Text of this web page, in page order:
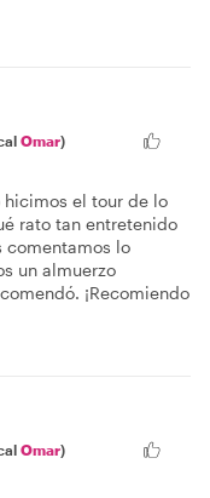
Omar)
hicimos el tour de lo
rato tan entretenido
comentamos lo
un almuerzo
¡Recomiendo
Omar)